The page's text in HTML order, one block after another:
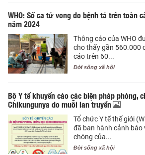
WHO: Số ca tử vong do bệnh tả trên toàn
năm 2024
Thông cáo của WHO
cho thấy gần 560.000
cáo trên 60...
Đời sống xã hội
Bộ Y tế khuyến cáo các biện pháp phòng,
Chikungunya do muỗi lan truyền
Tổ chức Y tế thế giới
đã ban hành cảnh báo
chóng của...
Đời sống xã hội